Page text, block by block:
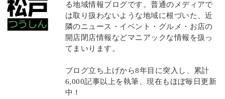
る地域情報ブログです。普通のメディアで
は取り扱わないような地域に根づいた、近
隣のニュース・イベント・グルメ・お店の
開店閉店情報などマニアックな情報を扱っ
てまいります。
ブログ立ち上げから8年目に突入し、累計
6,000記事以上を執筆、現在もほぼ毎日更新
中！